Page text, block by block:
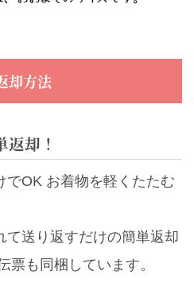
却方法
却！
でOK お着物を軽くたたむ
て送り返すだけの簡単返却
票も同梱しています。